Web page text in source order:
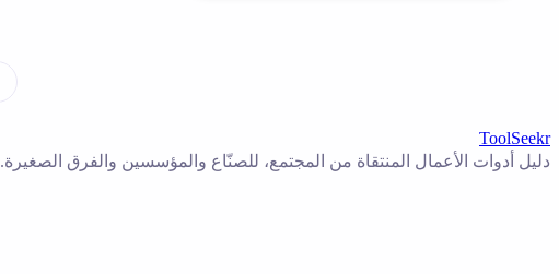
ToolSeekr
دليل أدوات الأعمال المنتقاة من المجتمع، للصنّاع والمؤسسين والفرق الصغيرة.